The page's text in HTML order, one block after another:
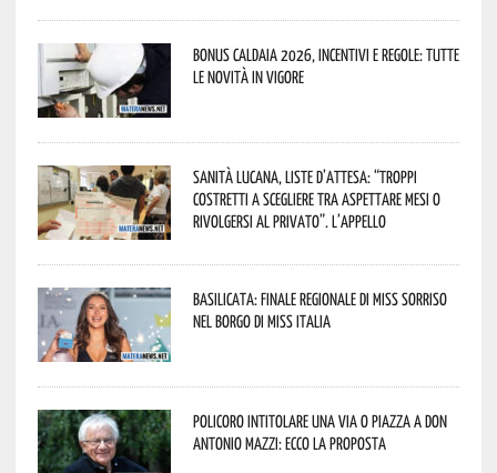
Bonus caldaia 2026, incentivi e regole: tutte
le novità in vigore
Sanità lucana, liste d’attesa: “Troppi
costretti a scegliere tra aspettare mesi o
rivolgersi al privato”. L’appello
Basilicata: finale regionale di Miss Sorriso
nel borgo di Miss Italia
Policoro intitolare una via o piazza a don
Antonio Mazzi: ecco la proposta